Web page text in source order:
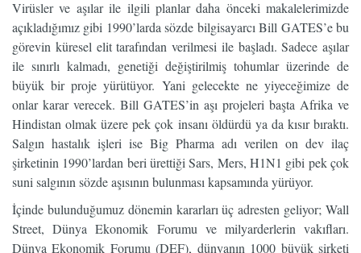
Virüsler ve aşılar ile ilgili planlar daha önceki makalelerimizde
açıkladığımız gibi 1990’larda sözde bilgisayarcı Bill GATES’e bu
görevin küresel elit tarafından verilmesi ile başladı. Sadece aşılar
ile sınırlı kalmadı, genetiği değiştirilmiş tohumlar üzerinde de
büyük bir proje yürütüyor. Yani gelecekte ne yiyeceğimize de
onlar karar verecek. Bill GATES’in aşı projeleri başta Afrika ve
Hindistan olmak üzere pek çok insanı öldürdü ya da kısır bıraktı.
Salgın hastalık işleri ise Big Pharma adı verilen on dev ilaç
şirketinin 1990’lardan beri ürettiği Sars, Mers, H1N1 gibi pek çok
suni salgının sözde aşısının bulunması kapsamında yürüyor.
İçinde bulunduğumuz dönemin kararları üç adresten geliyor; Wall
Street, Dünya Ekonomik Forumu ve milyarderlerin vakıfları.
Dünya Ekonomik Forumu (DEF), dünyanın 1000 büyük şirketi